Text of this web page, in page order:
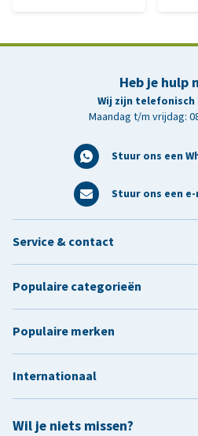
Heb je hulp
Wij zijn
Maandag t/m vrijdag:
Stuur ons een
Stuur ons een
Wil je niets missen?
Service & contact
Populaire categorieën
Populaire merken
Internationaal